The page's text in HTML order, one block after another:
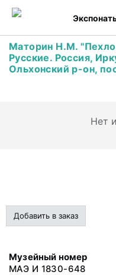
Маторин Н.М.
Русские. Россия,
Ольхонский р-он,
Нет
Добавить в заказ
Музейный номер
МАЭ И 1830-648